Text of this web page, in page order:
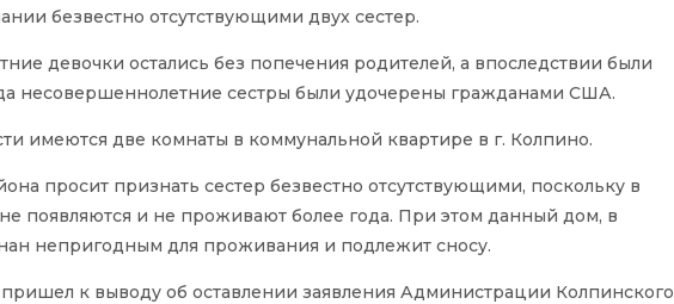
безвестно отсутствующими двух сестер.
девочки остались без попечения родителей, а впоследствии были
несовершеннолетние сестры были удочерены гражданами США.
имеются две комнаты в коммунальной квартире в г. Колпино.
просит признать сестер безвестно отсутствующими, поскольку в
появляются и не проживают более года. При этом данный дом, в
непригодным для проживания и подлежит сносу.
к выводу об оставлении заявления Администрации Колпинского